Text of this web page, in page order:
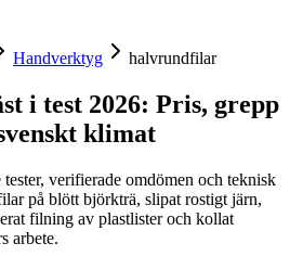
Handverktyg halvrundfilar
i test 2026: Pris, grepp
klimat
verifierade omdömen och teknisk
på blött björkträ, slipat rostigt järn,
filning av plastlister och kollat
arbete.